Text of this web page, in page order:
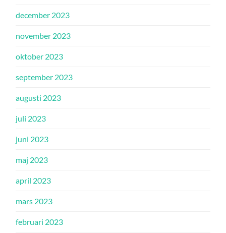
december 2023
november 2023
oktober 2023
september 2023
augusti 2023
juli 2023
juni 2023
maj 2023
april 2023
mars 2023
februari 2023